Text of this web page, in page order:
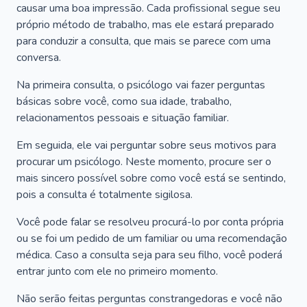
causar uma boa impressão. Cada profissional segue seu
próprio método de trabalho, mas ele estará preparado
para conduzir a consulta, que mais se parece com uma
conversa.
Na primeira consulta, o psicólogo vai fazer perguntas
básicas sobre você, como sua idade, trabalho,
relacionamentos pessoais e situação familiar.
Em seguida, ele vai perguntar sobre seus motivos para
procurar um psicólogo. Neste momento, procure ser o
mais sincero possível sobre como você está se sentindo,
pois a consulta é totalmente sigilosa.
Você pode falar se resolveu procurá-lo por conta própria
ou se foi um pedido de um familiar ou uma recomendação
médica. Caso a consulta seja para seu filho, você poderá
entrar junto com ele no primeiro momento.
Não serão feitas perguntas constrangedoras e você não